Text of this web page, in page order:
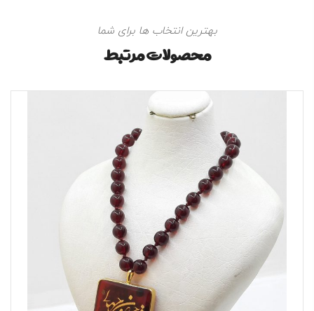
بهترین انتخاب ها برای شما
محصولات مرتبط